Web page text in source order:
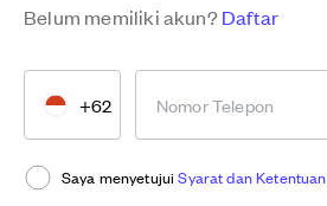
Belum memiliki akun?Daftar
+62 Nomor Telepon
Saya menyetujui Syarat dan Ketentuan